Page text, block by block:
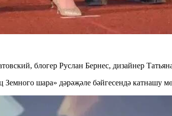
блогер Руслан Бернес, дизайнер
шара» дәрәҗәле бәйгесендә катнашу